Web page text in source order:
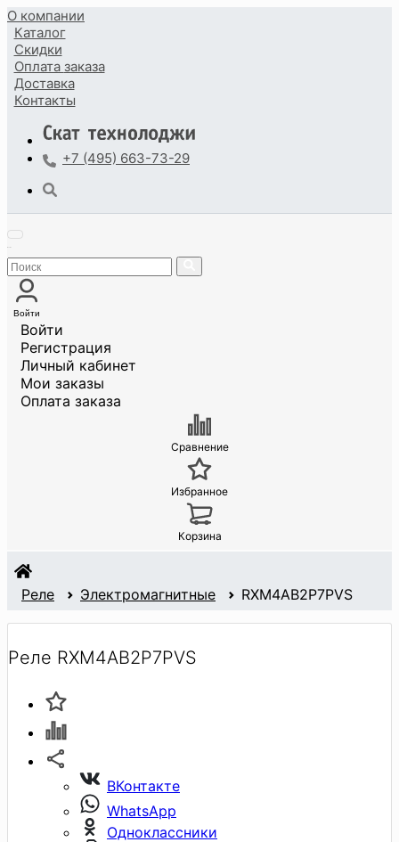
О компании
Каталог
Скидки
Оплата заказа
Доставка
Контакты
+7 (495) 663-73-29
Войти
Войти
Регистрация
Личный кабинет
Мои заказы
Оплата заказа
Сравнение
Избранное
Корзина
Реле Электромагнитные RXM4AB2P7PVS
Реле RXM4AB2P7PVS
ВКонтакте
WhatsApp
Одноклассники